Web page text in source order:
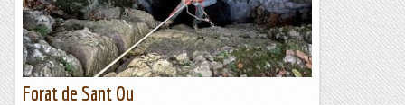
Forat de Sant Ou